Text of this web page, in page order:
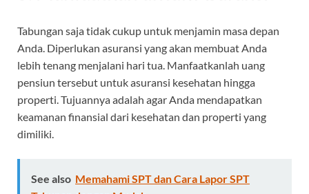
Tabungan saja tidak cukup untuk menjamin masa depan
Anda. Diperlukan asuransi yang akan membuat Anda
lebih tenang menjalani hari tua. Manfaatkanlah uang
pensiun tersebut untuk asuransi kesehatan hingga
properti. Tujuannya adalah agar Anda mendapatkan
keamanan finansial dari kesehatan dan properti yang
dimiliki.
See also Memahami SPT dan Cara Lapor SPT